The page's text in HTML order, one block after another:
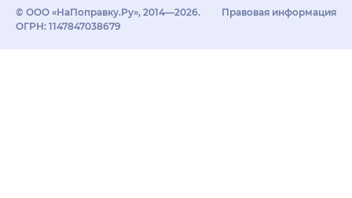
© ООО «НаПоправку.Ру», 2014—2026.
ОГРН: 1147847038679
Правовая информация